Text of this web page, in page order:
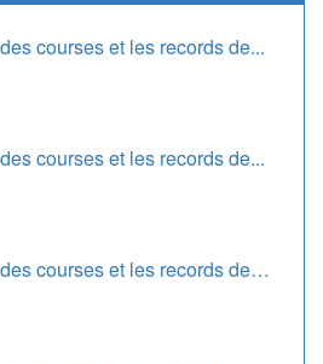
courses et les records de...
courses et les records de...
courses et les records de…